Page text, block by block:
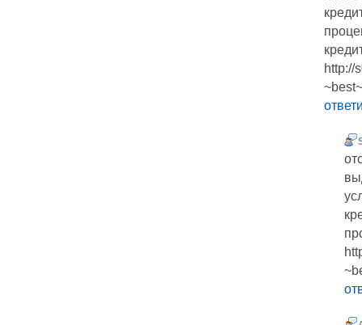
http://
~best~